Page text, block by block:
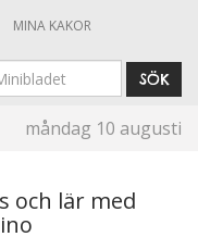
MINA KAKOR
SÖK
måndag 10 augusti